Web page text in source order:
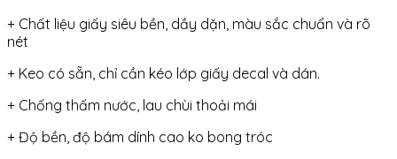
+ Chất liệu giấy siêu bền, dầy dặn, màu sắc chuẩn và rõ
nét
+ Keo có sẵn, chỉ cần kéo lớp giấy decal và dán.
+ Chống thấm nước, lau chùi thoải mái
+ Độ bền, độ bám dính cao ko bong tróc